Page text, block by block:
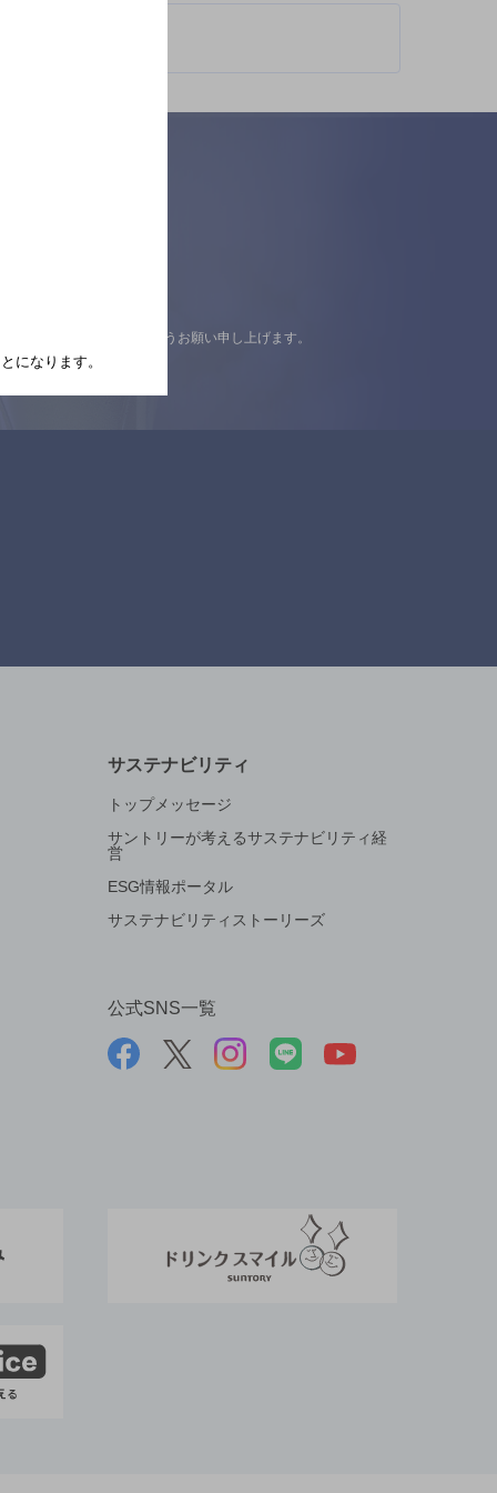
の上ご来店くださいますようお願い申し上げます。
サステナビリティ
トップメッセージ
サントリーが考えるサステナビリティ経
営
ESG情報ポータル
サステナビリティストーリーズ
公式SNS一覧
になります。